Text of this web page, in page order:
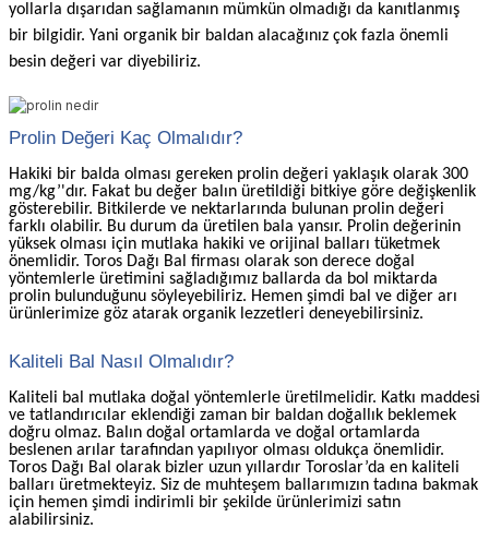
yollarla dışarıdan sağlamanın mümkün olmadığı da kanıtlanmış
bir bilgidir. Yani organik bir baldan alacağınız çok fazla önemli
besin değeri var diyebiliriz.
Prolin Değeri Kaç Olmalıdır?
Hakiki bir balda olması gereken prolin değeri yaklaşık olarak 300
mg/kg’'dır. Fakat bu değer balın üretildiği bitkiye göre değişkenlik
gösterebilir. Bitkilerde ve nektarlarında bulunan prolin değeri
farklı olabilir. Bu durum da üretilen bala yansır. Prolin değerinin
yüksek olması için mutlaka hakiki ve orijinal balları tüketmek
önemlidir. Toros Dağı Bal firması olarak son derece doğal
yöntemlerle üretimini sağladığımız ballarda da bol miktarda
prolin bulunduğunu söyleyebiliriz. Hemen şimdi bal ve diğer arı
ürünlerimize göz atarak organik lezzetleri deneyebilirsiniz.
Kaliteli Bal Nasıl Olmalıdır?
Kaliteli bal mutlaka doğal yöntemlerle üretilmelidir. Katkı maddesi
ve tatlandırıcılar eklendiği zaman bir baldan doğallık beklemek
doğru olmaz. Balın doğal ortamlarda ve doğal ortamlarda
beslenen arılar tarafından yapılıyor olması oldukça önemlidir.
Toros Dağı Bal olarak bizler uzun yıllardır Toroslar’da en kaliteli
balları üretmekteyiz. Siz de muhteşem ballarımızın tadına bakmak
için hemen şimdi indirimli bir şekilde ürünlerimizi satın
alabilirsiniz.